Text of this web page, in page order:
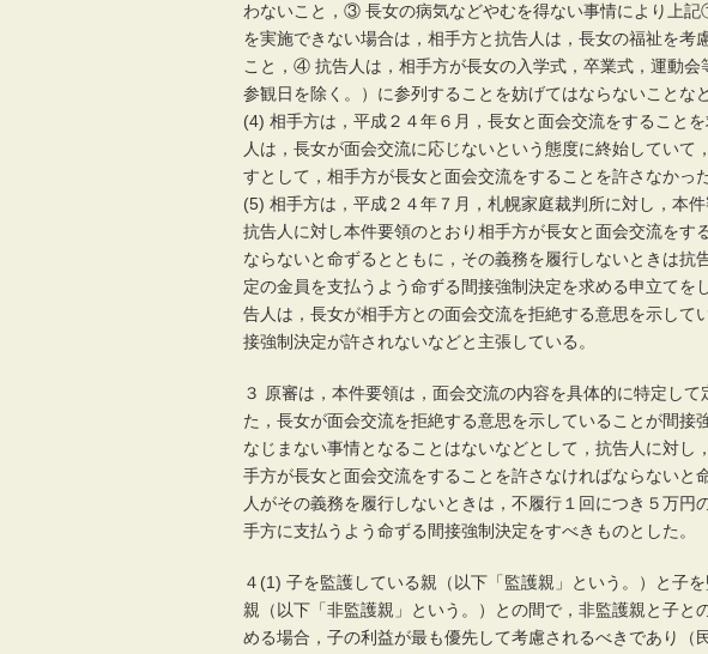
わないこと，③ 長女の病気などやむを得ない事情により上
を実施できない場合は，相手方と抗告人は，長女の福祉を考
こと，④ 抗告人は，相手方が長女の入学式，卒業式，運動会
参観日を除く。）に参列することを妨げてはならないことな
(4) 相手方は，平成２４年６月，長女と面会交流をすること
人は，長女が面会交流に応じないという態度に終始していて
すとして，相手方が長女と面会交流をすることを許さなかった
(5) 相手方は，平成２４年７月，札幌家庭裁判所に対し，本件
抗告人に対し本件要領のとおり相手方が長女と面会交流をす
ならないと命ずるとともに，その義務を履行しないときは抗
定の金員を支払うよう命ずる間接強制決定を求める申立てを
告人は，長女が相手方との面会交流を拒絶する意思を示して
接強制決定が許されないなどと主張している。
３ 原審は，本件要領は，面会交流の内容を具体的に特定して
た，長女が面会交流を拒絶する意思を示していることが間接
なじまない事情となることはないなどとして，抗告人に対し
手方が長女と面会交流をすることを許さなければならないと
人がその義務を履行しないときは，不履行１回につき５万円
手方に支払うよう命ずる間接強制決定をすべきものとした。
４(1) 子を監護している親（以下「監護親」という。）と子
親（以下「非監護親」という。）との間で，非監護親と子と
める場合，子の利益が最も優先して考慮されるべきであり（